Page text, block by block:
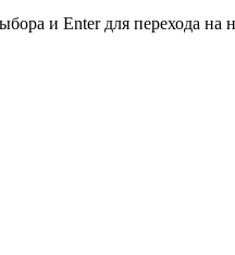
и Enter для перехода